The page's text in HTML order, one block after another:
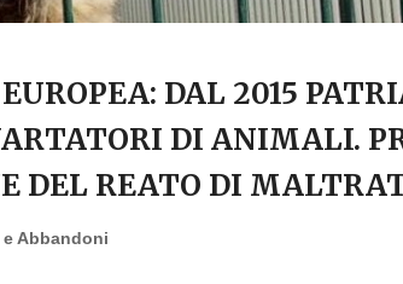
DAL 2015
DI ANIMALI.
DEL REATO DI
Abbandoni